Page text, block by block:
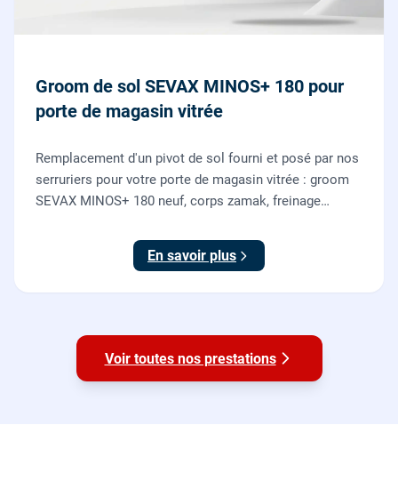
Groom de sol SEVAX MINOS+ 180 pour
porte de magasin vitrée
Remplacement d'un pivot de sol fourni et posé par nos
serruriers pour votre porte de magasin vitrée : groom
SEVAX MINOS+ 180 neuf, corps zamak, freinage
sol, réglage et essais. 995 euros HT (1194 TTC).
En savoir plus
Voir toutes nos prestations